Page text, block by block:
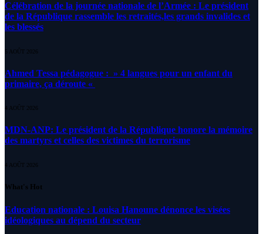
Célébration de la journée nationale de l’Armée : Le président
de la République rassemble les retraités,les grands invalides et
les blessés
5 AOÛT 2026
Ahmed Tessa pédagogue : » 4 langues pour un enfant du
primaire, ça déroute «
4 AOÛT 2026
MDN-ANP: Le président de la République honore la mémoire
des martyrs et celles des victimes du terrorisme
4 AOÛT 2026
What's Hot
Education nationale : Louisa Hanoune dénonce les visées
idéologiques au dépend du secteur